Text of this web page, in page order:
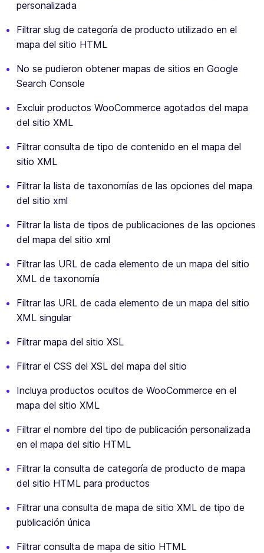
personalizada
Filtrar slug de categoría de producto utilizado en el
mapa del sitio HTML
No se pudieron obtener mapas de sitios en Google
Search Console
Excluir productos WooCommerce agotados del mapa
del sitio XML
Filtrar consulta de tipo de contenido en el mapa del
sitio XML
Filtrar la lista de taxonomías de las opciones del mapa
del sitio xml
Filtrar la lista de tipos de publicaciones de las opciones
del mapa del sitio xml
Filtrar las URL de cada elemento de un mapa del sitio
XML de taxonomía
Filtrar las URL de cada elemento de un mapa del sitio
XML singular
Filtrar mapa del sitio XSL
Filtrar el CSS del XSL del mapa del sitio
Incluya productos ocultos de WooCommerce en el
mapa del sitio XML
Filtrar el nombre del tipo de publicación personalizada
en el mapa del sitio HTML
Filtrar la consulta de categoría de producto de mapa
del sitio HTML para productos
Filtrar una consulta de mapa de sitio XML de tipo de
publicación única
Filtrar consulta de mapa de sitio HTML